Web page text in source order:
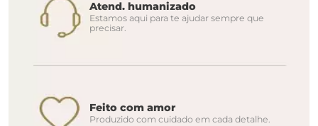
Atend. humanizado
Estamos aqui para te ajudar sempre que
precisar.
Feito com amor
Produzido com cuidado em cada detalhe.